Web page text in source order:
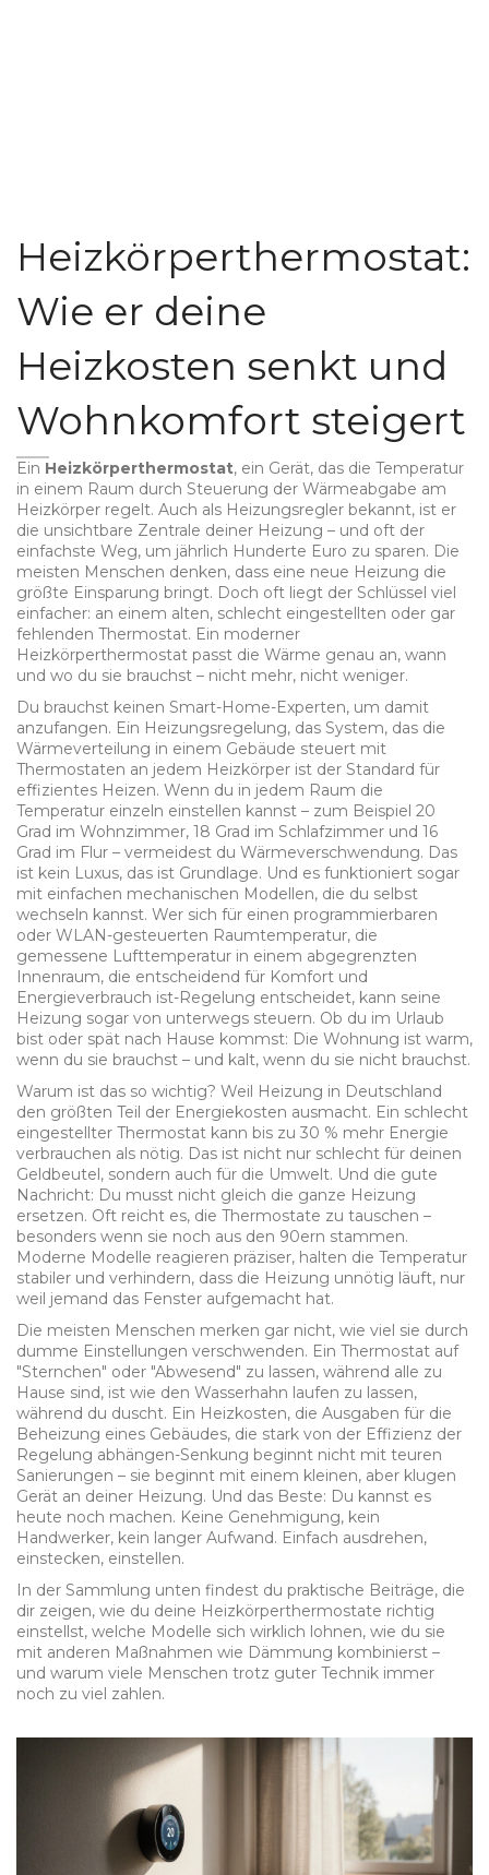
Heizkörperthermostat:
Wie er deine
Heizkosten senkt und
Wohnkomfort steigert
Ein Heizkörperthermostat, ein Gerät, das die Temperatur
in einem Raum durch Steuerung der Wärmeabgabe am
Heizkörper regelt. Auch als Heizungsregler bekannt, ist er
die unsichtbare Zentrale deiner Heizung – und oft der
einfachste Weg, um jährlich Hunderte Euro zu sparen. Die
meisten Menschen denken, dass eine neue Heizung die
größte Einsparung bringt. Doch oft liegt der Schlüssel viel
einfacher: an einem alten, schlecht eingestellten oder gar
fehlenden Thermostat. Ein moderner
Heizkörperthermostat passt die Wärme genau an, wann
und wo du sie brauchst – nicht mehr, nicht weniger.
Du brauchst keinen Smart-Home-Experten, um damit
anzufangen. Ein Heizungsregelung, das System, das die
Wärmeverteilung in einem Gebäude steuert mit
Thermostaten an jedem Heizkörper ist der Standard für
effizientes Heizen. Wenn du in jedem Raum die
Temperatur einzeln einstellen kannst – zum Beispiel 20
Grad im Wohnzimmer, 18 Grad im Schlafzimmer und 16
Grad im Flur – vermeidest du Wärmeverschwendung. Das
ist kein Luxus, das ist Grundlage. Und es funktioniert sogar
mit einfachen mechanischen Modellen, die du selbst
wechseln kannst. Wer sich für einen programmierbaren
oder WLAN-gesteuerten Raumtemperatur, die
gemessene Lufttemperatur in einem abgegrenzten
Innenraum, die entscheidend für Komfort und
Energieverbrauch ist-Regelung entscheidet, kann seine
Heizung sogar von unterwegs steuern. Ob du im Urlaub
bist oder spät nach Hause kommst: Die Wohnung ist warm,
wenn du sie brauchst – und kalt, wenn du sie nicht brauchst.
Warum ist das so wichtig? Weil Heizung in Deutschland
den größten Teil der Energiekosten ausmacht. Ein schlecht
eingestellter Thermostat kann bis zu 30 % mehr Energie
verbrauchen als nötig. Das ist nicht nur schlecht für deinen
Geldbeutel, sondern auch für die Umwelt. Und die gute
Nachricht: Du musst nicht gleich die ganze Heizung
ersetzen. Oft reicht es, die Thermostate zu tauschen –
besonders wenn sie noch aus den 90ern stammen.
Moderne Modelle reagieren präziser, halten die Temperatur
stabiler und verhindern, dass die Heizung unnötig läuft, nur
weil jemand das Fenster aufgemacht hat.
Die meisten Menschen merken gar nicht, wie viel sie durch
dumme Einstellungen verschwenden. Ein Thermostat auf
"Sternchen" oder "Abwesend" zu lassen, während alle zu
Hause sind, ist wie den Wasserhahn laufen zu lassen,
während du duscht. Ein Heizkosten, die Ausgaben für die
Beheizung eines Gebäudes, die stark von der Effizienz der
Regelung abhängen-Senkung beginnt nicht mit teuren
Sanierungen – sie beginnt mit einem kleinen, aber klugen
Gerät an deiner Heizung. Und das Beste: Du kannst es
heute noch machen. Keine Genehmigung, kein
Handwerker, kein langer Aufwand. Einfach ausdrehen,
einstecken, einstellen.
In der Sammlung unten findest du praktische Beiträge, die
dir zeigen, wie du deine Heizkörperthermostate richtig
einstellst, welche Modelle sich wirklich lohnen, wie du sie
mit anderen Maßnahmen wie Dämmung kombinierst –
und warum viele Menschen trotz guter Technik immer
noch zu viel zahlen.